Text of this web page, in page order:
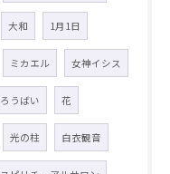
大和 1月1日
ミカエル 女神イシス
ろうばい 花
光の柱 白衣観音